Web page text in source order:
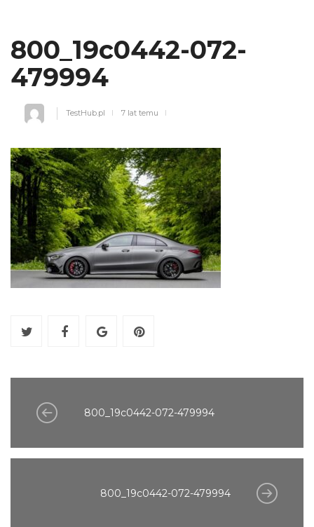
800_19c0442-072-
479994
TestHub.pl 7 lat temu
800_19c0442-072-479994
800_19c0442-072-479994